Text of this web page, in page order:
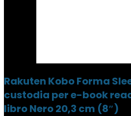
Rakuten Kobo Forma
custodia per e-book
libro Nero 20,3 cm (8″)